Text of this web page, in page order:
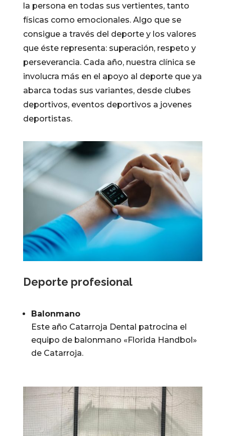
la persona en todas sus vertientes, tanto
físicas como emocionales. Algo que se
consigue a través del deporte y los valores
que éste representa: superación, respeto y
perseverancia. Cada año, nuestra clínica se
involucra más en el apoyo al deporte que ya
abarca todas sus variantes, desde clubes
deportivos, eventos deportivos a jovenes
deportistas.
Deporte profesional
Balonmano
Este año Catarroja Dental patrocina el
equipo de balonmano «Florida Handbol»
de Catarroja.